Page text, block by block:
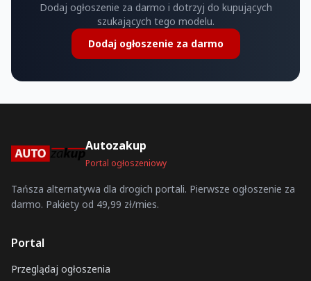
Dodaj ogłoszenie za darmo i dotrzyj do kupujących
szukających tego modelu.
Dodaj ogłoszenie za darmo
Autozakup
Portal ogłoszeniowy
Tańsza alternatywa dla drogich portali. Pierwsze ogłoszenie za
darmo. Pakiety od 49,99 zł/mies.
Portal
Przeglądaj ogłoszenia